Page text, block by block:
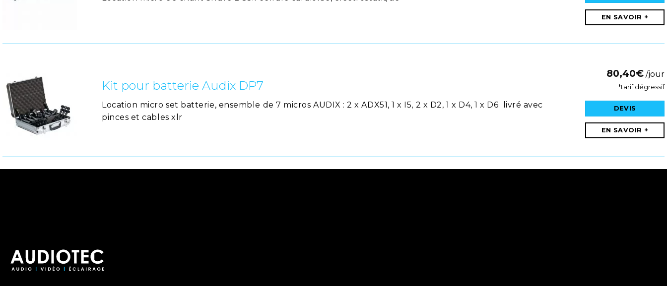
EN SAVOIR +
Kit pour batterie Audix DP7
Location micro set batterie, ensemble de 7 micros AUDIX : 2 x ADX51, 1 x I5, 2 x D2, 1 x D4, 1 x D6 livré avec
pinces et cables xlr
80,40€ /jour
*tarif dégressif
DEVIS
EN SAVOIR +